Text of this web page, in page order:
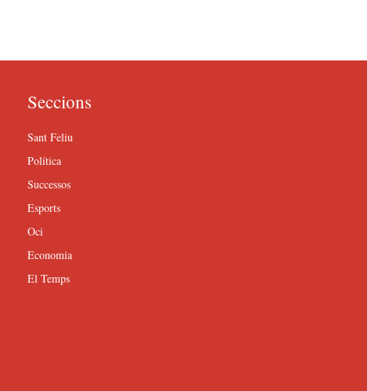
Seccions
Sant Feliu
Política
Successos
Esports
Oci
Economia
El Temps